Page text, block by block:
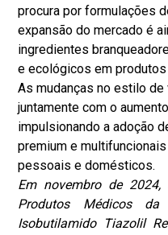
procura por formulações
expansão do mercado é
ingredientes
e ecológicos em
As mudanças no estilo
juntamente com o
impulsionando a adoção
premium e
pessoais e domésticos.
Em novembro de
Produtos Médicos
Isobutilamido Tiazolil